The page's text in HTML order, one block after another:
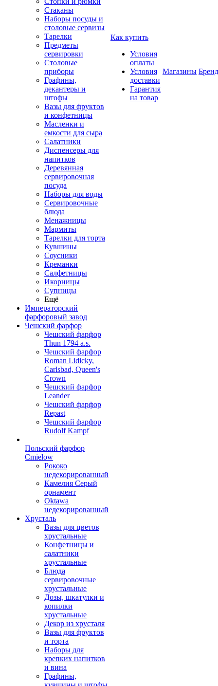
Стаканы
Наборы посуды и
столовые сервизы
Тарелки
Предметы
сервировки
Столовые
приборы
Графины,
декантеры и
штофы
Вазы для фруктов
и конфетницы
Масленки и
емкости для сыра
Салатники
Диспенсеры для
напитков
Деревянная
сервировочная
посуда
Наборы для воды
Сервировочные
блюда
Менажницы
Мармиты
Тарелки для торта
Кувшины
Соусники
Креманки
Салфетницы
Икорницы
Супницы
Ещё
Императорский
фарфоровый завод
Чешский фарфор
Чешский фарфор
Thun 1794 a.s.
Чешский фарфор
Roman Lidicky,
Carlsbad, Queen's
Crown
Чешский фарфор
Leander
Чешский фарфор
Repast
Чешский фарфор
Rudolf Kampf
Польский фарфор
Сmielow
Рококо
недекорированный
Камелия Серый
орнамент
Oktawa
недекорированный
Хрусталь
Вазы для цветов
хрустальные
Конфетницы и
салатники
хрустальные
Блюда
сервировочные
хрустальные
Дозы, шкатулки и
копилки
хрустальные
Декор из хрусталя
Вазы для фруктов
и торта
Наборы для
крепких напитков
и вина
Графины,
Как купить
Условия
оплаты
Условия
доставки
Гарантия
на товар
Магазины